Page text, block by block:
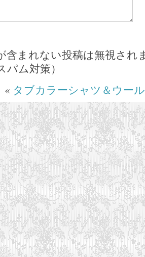
含まれない投稿は無視され
パム対策）
« タブカラーシャツ＆ウー